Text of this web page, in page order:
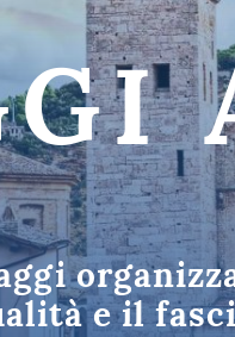
destinazioni in Italia
e il